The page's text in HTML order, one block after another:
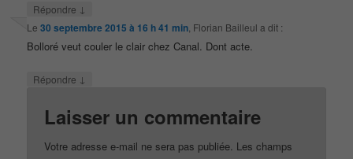
Répondre ↓
Le30 septembre 2015 à 16 h 41 min Florian Bailleul a dit :
Bolloré veut couler le clair chez Canal. Dont acte.
Répondre ↓
Laisser un commentaire
Votre adresse e-mail ne sera pas publiée. Les champs